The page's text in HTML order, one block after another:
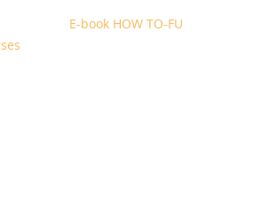
E-book HOW TO-FU